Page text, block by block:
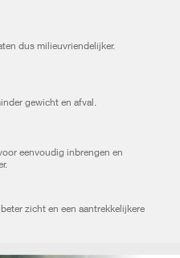
dus milieuvriendelijker.
gewicht en afval.
eenvoudig inbrengen en
zicht en een aantrekkelijkere